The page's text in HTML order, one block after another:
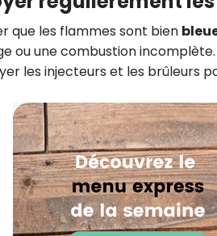
que les flammes sont bien
ou une combustion incomplète.
les injecteurs et les brûleurs